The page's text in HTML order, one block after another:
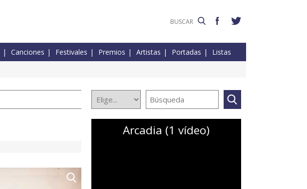
Canciones Festivales Premios Artistas Portadas Listas
Arcadia (1 vídeo)